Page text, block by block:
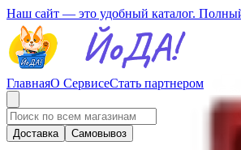
Наш сайт — это удобный каталог.
ГлавнаяО СервисеСтать партнером
Доставка Самовывоз